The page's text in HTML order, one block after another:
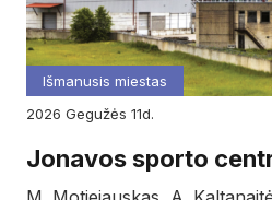
Išmanusis miestas
2026
gegužės 11d.
Jonavos sporto